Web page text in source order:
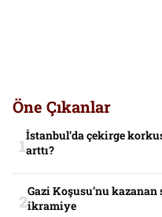
Öne Çıkanlar
İstanbul’da çekirge
arttı?
Gazi Koşusu’nu kazanan
ikramiye